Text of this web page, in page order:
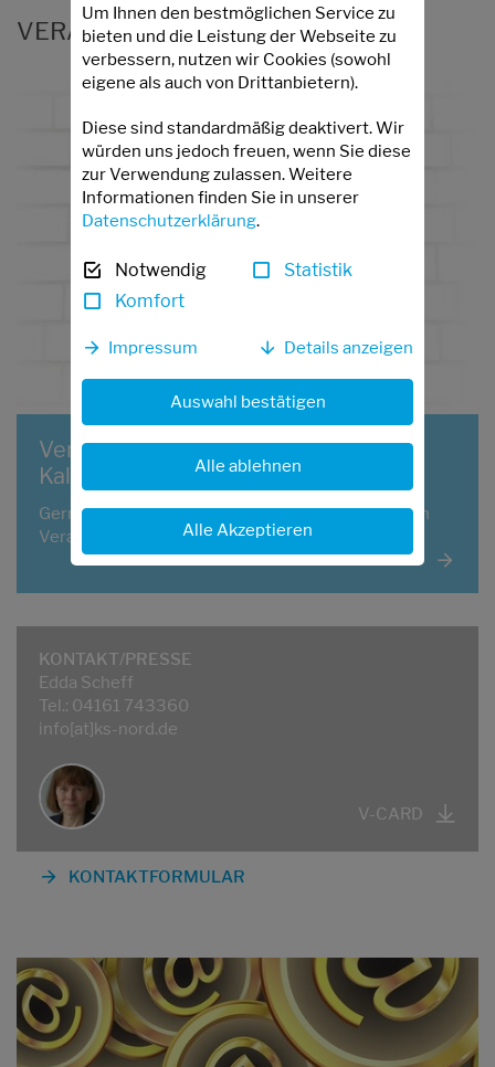
VERANSTALTUNGS-NEWSLETTER
Veranstaltungs-Newsletter des
Kalksandsteinindustrie Nord e.V.
Gerne senden wir Ihnen Informationen zu unseren
Veranstaltungen per E-Mail zu.
KONTAKT/PRESSE
Edda Scheff
Tel.: 04161 743360
info[at]ks-nord.de
V-CARD
KONTAKTFORMULAR
Um Ihnen den bestmöglichen Service zu
bieten und die Leistung der Webseite zu
verbessern, nutzen wir Cookies (sowohl
eigene als auch von Drittanbietern).
Diese sind standardmäßig deaktivert. Wir
würden uns jedoch freuen, wenn Sie diese
zur Verwendung zulassen. Weitere
Informationen finden Sie in unserer
Datenschutzerklärung.
Notwendig
Statistik
Komfort
Impressum Details anzeigen
Auswahl bestätigen
Alle ablehnen
Alle Akzeptieren